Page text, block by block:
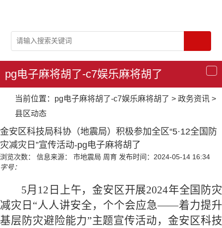
导
航
pg电子麻将胡了-c7娱乐麻将胡了
当前位置： pg电子麻将胡了-c7娱乐麻将胡了 > 政务资讯 >
县区动态
金安区科技局科协（地震局）积极参加全区“5·12全国防
灾减灾日”宣传活动-pg电子麻将胡了
浏览次数： 信息来源： 市地震局 周育 发布时间：2024-05-14 16:34
字号：
5月12日上午，金安区开展2024年全国防灾
减灾日“人人讲安全，个个会应急——着力提升
基层防灾避险能力”主题宣传活动，金安区科技